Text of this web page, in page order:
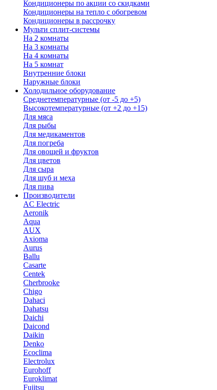
Кондиционеры по акции со скидками
Кондиционеры на тепло с обогревом
Кондиционеры в рассрочку
Мульти сплит-системы
На 2 комнаты
На 3 комнаты
На 4 комнаты
На 5 комнат
Внутренние блоки
Наружные блоки
Холодильное оборудование
Среднетемпературные (от -5 до +5)
Высокотемпературные (от +2 до +15)
Для мяса
Для рыбы
Для медикаментов
Для погреба
Для овощей и фруктов
Для цветов
Для сыра
Для шуб и меха
Для пива
Производители
AC Electric
Aeronik
Aqua
AUX
Axioma
Aurus
Ballu
Casarte
Centek
Cherbrooke
Chigo
Dahaci
Dahatsu
Daichi
Daicond
Daikin
Denko
Ecoclima
Electrolux
Eurohoff
Euroklimat
Fujitsu